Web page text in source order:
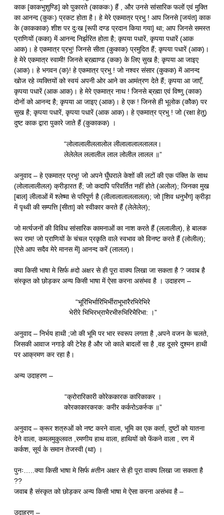
काक [काकभुशुण्डि] को पुकारते (काककः) हैं , और उनसे सांसारिक फलों एवं मुक्ति
का आनन्द (कुकः) प्रकट होता है। हे मेरे एकमात्र प्रभु ! आप जिनसे [जयंत] काक
के (काककाक) शीश पर दुःख [रूपी दण्ड प्रदान किया गया] था; आप जिनसे समस्त
प्राणियों (कका) में आनन्द निर्झरित होता है; कृपया पधारें, कृपया पधारें (आक
आक)। हे एकमात्र प्रभु! जिनसे सीता (कुकाक) प्रमुदित हैं; कृपया पधारें (आक)।
हे मेरे एकमात्र स्वामी! जिनसे ब्रह्माण्ड (कक) के लिए सुख है; कृपया आ जाइए
(आक)। हे भगवन (क)! हे एकमात्र प्रभु ! जो नश्वर संसार (कुकक) में आनन्द
खोज रहे व्यक्तियों को स्वयं अपनी ओर आने का आमंत्रण देते हैं; कृपया आ जाएँ,
कृपया पधारें (आक आक)। हे मेरे एकमात्र नाथ ! जिनसे ब्रह्मा एवं विष्णु (काक)
दोनों को आनन्द है; कृपया आ जाइए (आक)। हे एक ! जिनसे ही भूलोक (कौक) पर
सुख है; कृपया पधारें, कृपया पधारें (आक आक)। हे एकमात्र प्रभु ! जो (रक्षा हेतु)
दुष्ट काक द्वारा पुकारे जाते हैं (कुकाकक) ।
“लोलालालीललालोल लीलालालाललालल।
लेलेलेल ललालील लाल लोलील लालल ॥”
अनुवाद – हे एकमात्र प्रभु! जो अपने घुँघराले केशों की लटों की एक पंक्ति के साथ
(लोलालालीलल) क्रीड़ारत हैं; जो कदापि परिवर्तित नहीं होते (अलोल); जिनका मुख
[बाल] लीलाओं में श्लेष्मा से परिपूर्ण है (लीलालालाललालल); जो [शिव धनुर्भंग] क्रीड़ा
में पृथ्वी की सम्पत्ति [सीता] को स्वीकार करते हैं (लेलेलेल);
जो मर्त्यजनों की विविध सांसारिक कामनाओं का नाश करते हैं (ललालील), हे बालक
रूप राम! जो प्राणियों के चंचल प्रकृति वाले स्वभाव को विनष्ट करते हैं (लोलील);
[ऐसे आप सदैव मेरे मानस में] आनन्द करें (लालल)।
क्या किसी भाषा मे सिर्फ #दो अक्षर से ही पूरा वाक्य लिखा जा सकता है ? जवाब है
संस्कृत को छोड़कर अन्य किसी भाषा में ऐसा करना असंभव है । उदाहरण –
“भूरिभिर्भारिभिर्भीराभूभारैरभिरेभिरे
भेरीरे भिभिरभ्राभैरभीरुभिरिभैरिभा: ।”
अनुवाद – निर्भय हाथी ;जो की भूमि पर भार स्वरूप लगता है ,अपने वजन के चलते,
जिसकी आवाज नगाड़े की टेरेह है और जो काले बादलों सा है ,वह दूसरे दुश्मन हाथी
पर आक्रमण कर रहा है।
अन्य उदाहरण –
“क्रोरारिकारी कोरेककारक कारिकाकर ।
कोरकाकारकरक: करीर कर्करोऽकर्रुक ॥”
अनुवाद – क्रूर शत्रुओं को नष्ट करने वाला, भूमि का एक कर्ता, दुष्टों को यातना
देने वाला, कमलमुकुलवत ,रमणीय हाथ वाला, हाथियों को फेंकने वाला , रण में
कर्कश, सूर्य के समान तेजस्वी (था) ।
पुनः…..क्या किसी भाषा मे सिर्फ #तीन अक्षर से ही पूरा वाक्य लिखा जा सकता है
??
जवाब है संस्कृत को छोड़कर अन्य किसी भाषा मे ऐसा करना असंभव है –
उदाहरण –